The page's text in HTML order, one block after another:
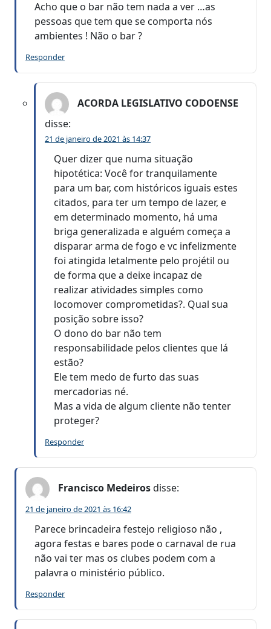
Acho que o bar não tem nada a ver …as
pessoas que tem que se comporta nós
ambientes ! Não o bar ?
Responder
ACORDA LEGISLATIVO CODOENSE
disse:
21 de janeiro de 2021 às 14:37
Quer dizer que numa situação
hipotética: Você for tranquilamente
para um bar, com históricos iguais estes
citados, para ter um tempo de lazer, e
em determinado momento, há uma
briga generalizada e alguém começa a
disparar arma de fogo e vc infelizmente
foi atingida letalmente pelo projétil ou
de forma que a deixe incapaz de
realizar atividades simples como
locomover comprometidas?. Qual sua
posição sobre isso?
O dono do bar não tem
responsabilidade pelos clientes que lá
estão?
Ele tem medo de furto das suas
mercadorias né.
Mas a vida de algum cliente não tenter
proteger?
Responder
Francisco Medeirosdisse:
21 de janeiro de 2021 às 16:42
Parece brincadeira festejo religioso não ,
agora festas e bares pode o carnaval de rua
não vai ter mas os clubes podem com a
palavra o ministério público.
Responder